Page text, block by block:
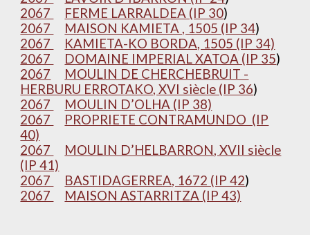
2067
FERME LARRALDEA (IP 30)
2067
MAISON KAMIETA , 1505 (IP 34)
2067
KAMIETA-KO BORDA, 1505 (IP 34)
2067
DOMAINE IMPERIAL XATOA (IP 35)
2067
MOULIN DE CHERCHEBRUIT -
HERBURU ERROTAKO, XVI siècle (IP 36)
2067
MOULIN D’OLHA (IP 38)
2067
PROPRIETE CONTRAMUNDO (IP
40)
2067
MOULIN D’HELBARRON, XVII siècle
(IP 41)
2067
BASTIDAGERREA, 1672 (IP 42)
2067
MAISON ASTARRITZA (IP 43)